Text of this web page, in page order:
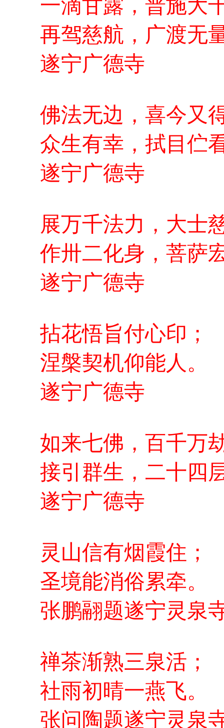
一滴甘露，普施大
再驾慈航，广渡无
遂宁广德寺
佛法无边，喜今又
众生有幸，拭目伫
遂宁广德寺
展万千法力，大士
作卅二化身，菩萨
遂宁广德寺
拈花悟旨付心印；
涅槃契机仰能人。
遂宁广德寺
如来七佛，百千万
接引群生，二十四
遂宁广德寺
灵山信有烟霞住；
圣境能消俗累牵。
张鹏翮题遂宁灵泉
禅茶渐熟三泉活；
社雨初晴一燕飞。
张问陶题遂宁灵泉